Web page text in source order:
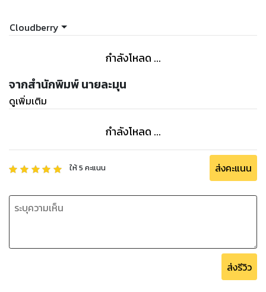
แต่คือผมไม่อยากเป็น(แค่)เพื่อนกับมันอ่ะ! ผมอยากเป็นแฟนนนน
การจีบแบบเนียนๆ ทำห่วงใย ใส่ใจเป็นพิเศษจึงเริ่มขึ้น
Cloudberry
กำลังโหลด ...
จากสำนักพิมพ์ นายละมุน
ดูเพิ่มเติม
กำลังโหลด ...
ให้5 คะแนน ส่งคะแนน
ส่งรีวิว